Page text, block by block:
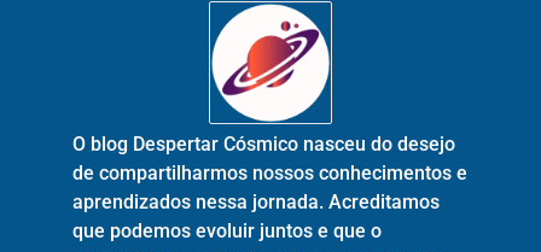
O blog Despertar Cósmico nasceu do desejo
de compartilharmos nossos conhecimentos e
aprendizados nessa jornada. Acreditamos
que podemos evoluir juntos e que o